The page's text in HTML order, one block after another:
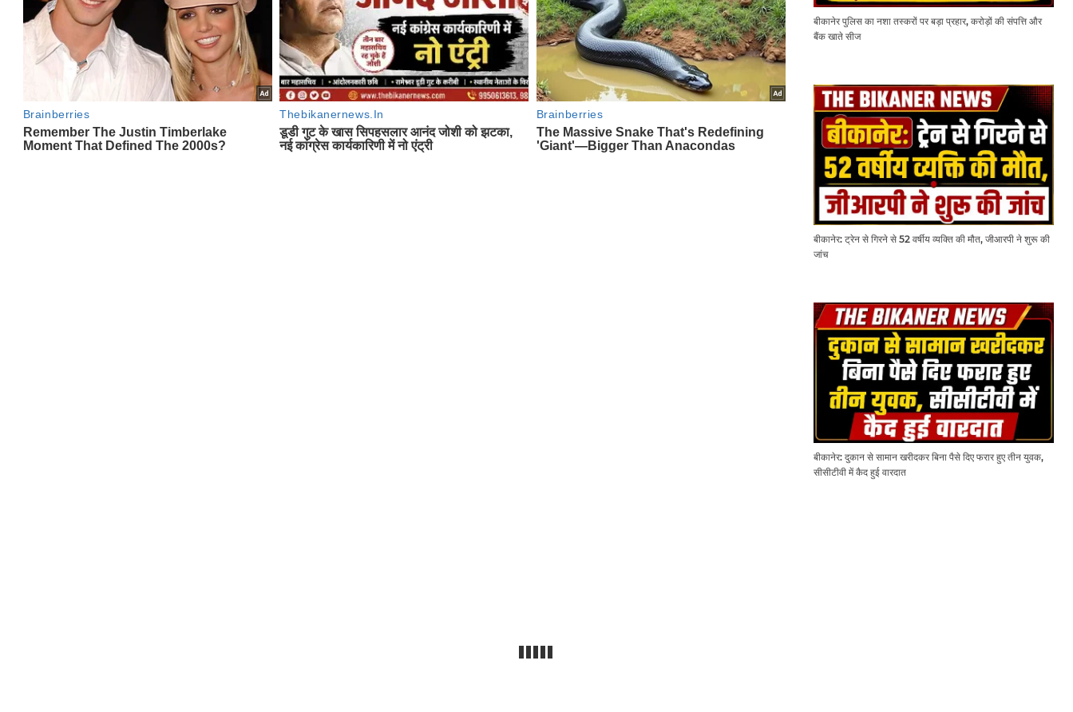
बीकानेर पुलिस का नशा तस्करों पर बड़ा प्रहार, करोड़ों की संपत्ति और
बैंक खाते सीज
बीकानेर: ट्रेन से गिरने से 52 वर्षीय व्यक्ति की मौत, जीआरपी ने शुरू की
जांच
बीकानेर: दुकान से सामान खरीदकर बिना पैसे दिए फरार हुए तीन युवक,
सीसीटीवी में कैद हुई वारदात